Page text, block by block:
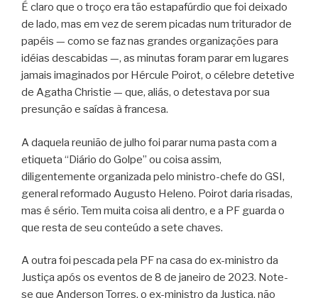
É claro que o troço era tão estapafúrdio que foi deixado
de lado, mas em vez de serem picadas num triturador de
papéis — como se faz nas grandes organizações para
idéias descabidas —, as minutas foram parar em lugares
jamais imaginados por Hércule Poirot, o célebre detetive
de Agatha Christie — que, aliás, o detestava por sua
presunção e saídas à francesa.
A daquela reunião de julho foi parar numa pasta com a
etiqueta “Diário do Golpe” ou coisa assim,
diligentemente organizada pelo ministro-chefe do GSI,
general reformado Augusto Heleno. Poirot daria risadas,
mas é sério. Tem muita coisa ali dentro, e a PF guarda o
que resta de seu conteúdo a sete chaves.
A outra foi pescada pela PF na casa do ex-ministro da
Justiça após os eventos de 8 de janeiro de 2023. Note-
se que Anderson Torres, o ex-ministro da Justiça, não